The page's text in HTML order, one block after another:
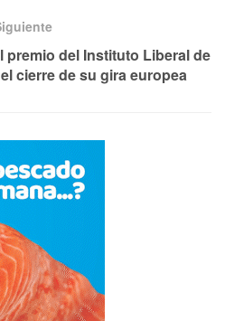
premio del Instituto Liberal de
cierre de su gira europea